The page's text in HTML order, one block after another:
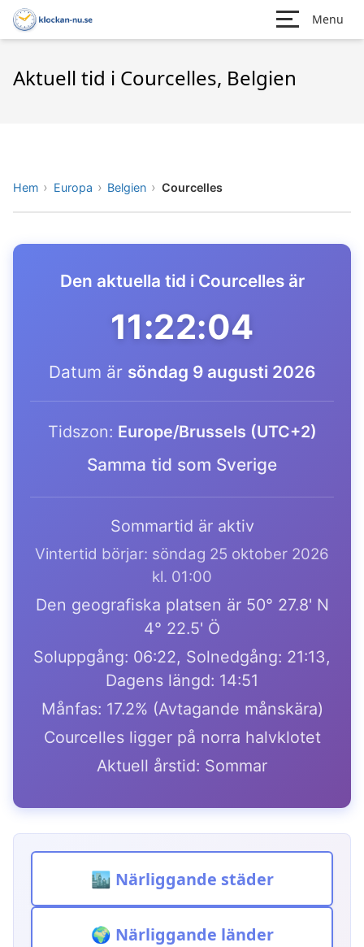
Menu
Aktuell tid i Courcelles, Belgien
Hem Europa Belgien Courcelles
Den aktuella tid i Courcelles är
11:22:04
Datum är söndag 9 augusti 2026
Tidszon: Europe/Brussels (UTC+2)
Samma tid som Sverige
Sommartid är aktiv
Vintertid börjar: söndag 25 oktober 2026
kl. 01:00
Den geografiska platsen är 50° 27.8' N
4° 22.5' Ö
Soluppgång: 06:22, Solnedgång: 21:13,
Dagens längd: 14:51
Månfas: 17.2% (Avtagande månskära)
Courcelles ligger på norra halvklotet
Aktuell årstid: Sommar
🏙️ Närliggande städer
🌍 Närliggande länder